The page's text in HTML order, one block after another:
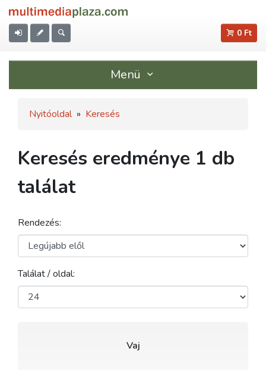
0 Ft
Menü
Nyitóoldal » Keresés
Keresés eredménye 1 db
találat
Rendezés:
Találat / oldal:
Vaj